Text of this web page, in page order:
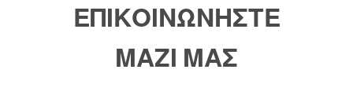
ΕΠΙΚΟΙΝΩΝΗΣΤΕ
ΜΑΖΙ ΜΑΣ